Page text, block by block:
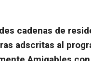
cadenas de
adscritas al